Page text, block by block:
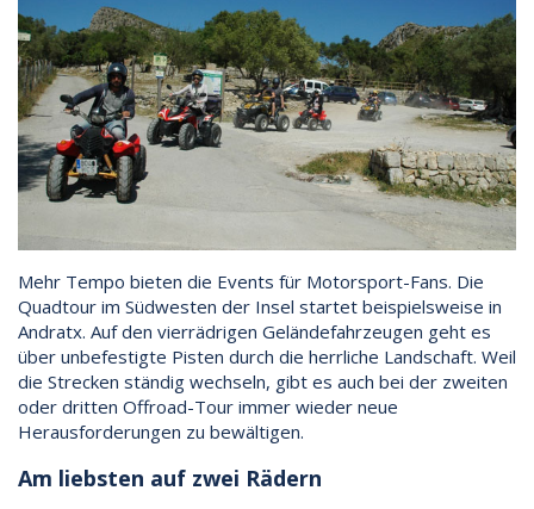
Mehr Tempo bieten die Events für Motorsport-Fans. Die
Quadtour im Südwesten der Insel startet beispielsweise in
Andratx. Auf den vierrädrigen Geländefahrzeugen geht es
über unbefestigte Pisten durch die herrliche Landschaft. Weil
die Strecken ständig wechseln, gibt es auch bei der zweiten
oder dritten Offroad-Tour immer wieder neue
Herausforderungen zu bewältigen.
Am liebsten auf zwei Rädern